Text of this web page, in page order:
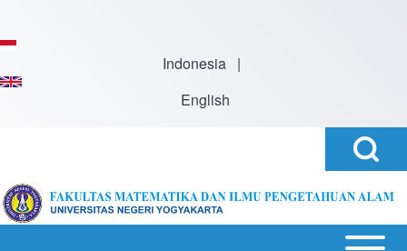
Indonesia |
English
Search
Search
Block
Open or